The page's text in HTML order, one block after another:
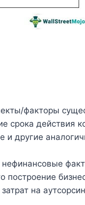
факторы
срока действия
и другие
построение
на